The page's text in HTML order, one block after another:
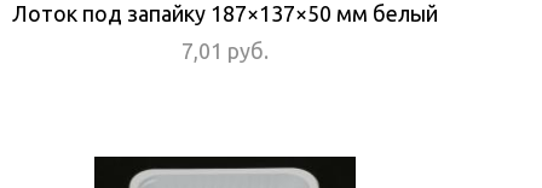
Лоток под запайку 187×137×50 мм белый
7,01 руб.